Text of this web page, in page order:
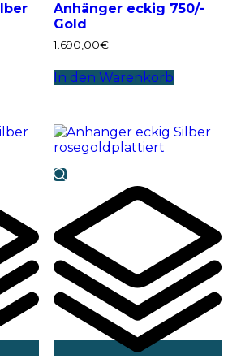
Anhänger eckig 750/-
Gold
1.690,00€
In den Warenkorb